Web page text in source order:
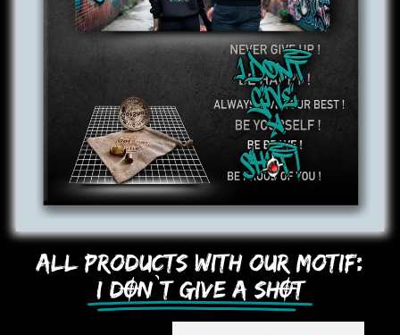
All Products with our Motif:
I DON`T GIVE A SHOT